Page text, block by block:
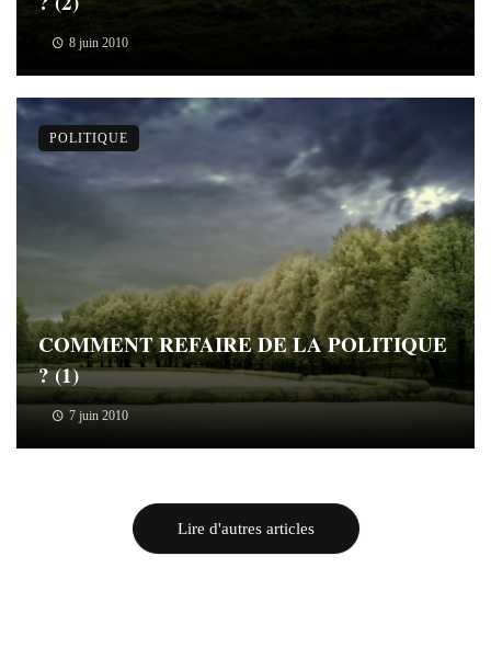
8 juin 2010
COMMENT REFAIRE DE LA POLITIQUE
? (1)
7 juin 2010
POLITIQUE
Lire d'autres articles